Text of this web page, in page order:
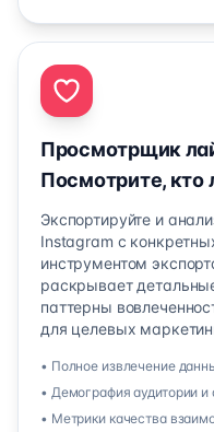
Просмотрщик
Посмотрите, кто
Экспортируйте и
Instagram с
инструментом
раскрывает
паттерны
для целевых
• Полное извлечение
• Демография аудитории и
• Метрики качества